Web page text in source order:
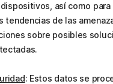
así como para
tendencias de las
sobre posibles
: Estos datos se